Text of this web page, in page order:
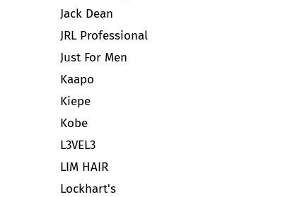
Jack Dean
JRL Professional
Just For Men
Kaapo
Kiepe
Kobe
L3VEL3
LIM HAIR
Lockhart's